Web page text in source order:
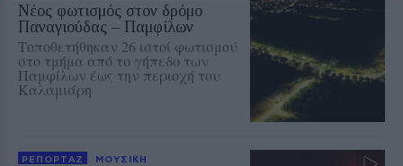
Νέος φωτισμός στον δρόμο
Παναγιούδας – Παμφίλων
Τοποθετήθηκαν 26 ιστοί φωτισμού
στο τμήμα από το γήπεδο των
Παμφίλων έως την περιοχή του
Καλαμιάρη
ΡΕΠΟΡΤΑΖ ΜΟΥΣΙΚΗ